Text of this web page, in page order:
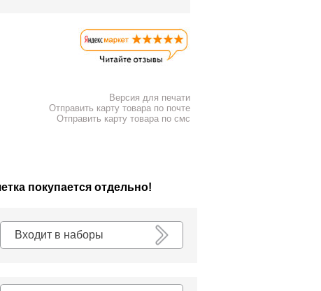
Версия для печати
Отправить карту товара по почте
Отправить карту товара по смс
покупается отдельно!
Входит в наборы